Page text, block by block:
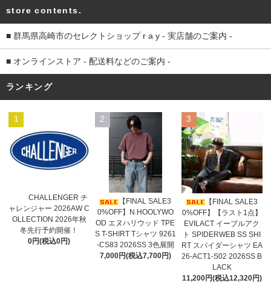
store contents.
■ 群馬県高崎市のセレクトショップ r a y - 実店舗のご案内 -
■ オンラインストア - 配送料などのご案内 -
ランキング
1
CHALLENGER チ
ャレンジャー 2026AW C
OLLECTION 2026年秋
冬先行予約開催！
0円(税込0円)
2
【FINAL SALE3
0%OFF】N.HOOLYWO
OD エヌハリウッド TPE
S T-SHIRT Tシャツ 9261
-CS83 2026SS 3色展開
7,000円(税込7,700円)
3
【FINAL SALE3
0%OFF】【ラスト1点】
EVILACT イーブルアク
ト SPIDERWEB SS SHI
RT スパイダーシャツ EA
26-ACT1-S02 2026SS B
LACK
11,200円(税込12,320円)